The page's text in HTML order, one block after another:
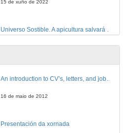
15 de xuño de 2022
10 de xuño de 2022
An introduction to CV’s, letters, and job searching
16 de maio de 2012
Presentación da xornada